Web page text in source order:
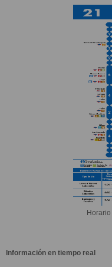
Información en tiempo real